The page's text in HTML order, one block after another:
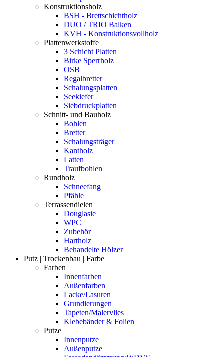
Konstruktionsholz
BSH - Brettschichtholz
DUO / TRIO Balken
KVH - Konstruktionsvollholz
Plattenwerkstoffe
3 Schicht Platten
Birke Sperrholz
OSB
Regalbretter
Schalungsplatten
Seekiefer
Siebdruckplatten
Schnitt- und Bauholz
Bohlen
Bretter
Schalungsträger
Kantholz
Latten
Traufbohlen
Rundholz
Schneefang
Pfähle
Terrassendielen
Douglasie
WPC
Zubehör
Hartholz
Behandelte Hölzer
Putz | Trockenbau | Farbe
Farben
Innenfarben
Außenfarben
Lacke/Lasuren
Grundierungen
Tapeten/Malervlies
Klebebänder & Folien
Putze
Innenputze
Außenputze